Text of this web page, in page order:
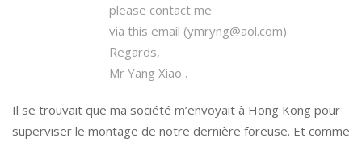
please contact me
via this email (ymryng@aol.com)
Regards,
Mr Yang Xiao .
Il se trouvait que ma société m’envoyait à Hong Kong pour
superviser le montage de notre dernière foreuse. Et comme